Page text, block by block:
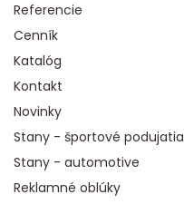
Referencie
Cenník
Katalóg
Kontakt
Novinky
Stany - športové podujatia
Stany - automotive
Reklamné oblúky